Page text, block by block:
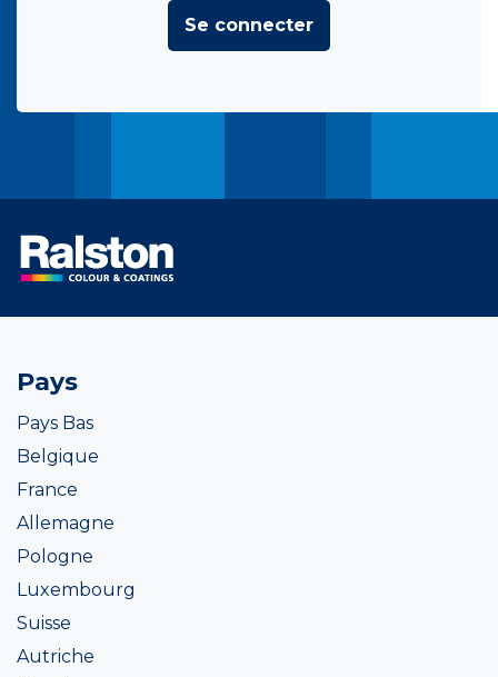
Se connecter
Pays
Pays Bas
Belgique
France
Allemagne
Pologne
Luxembourg
Suisse
Autriche